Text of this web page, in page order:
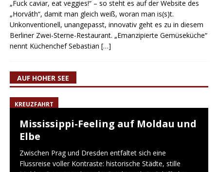
„Fuck caviar, eat veggies!“ – so steht es auf der Website des
„Horváth“, damit man gleich weiß, woran man is(s)t.
Unkonventionell, unangepasst, innovativ geht es zu in diesem
Berliner Zwei-Sterne-Restaurant. „Emanzipierte Gemüseküche“
nennt Küchenchef Sebastian […]
AUF HOHER SEE
KREUZFAHRT
Mississippi-Feeling auf Moldau und
Elbe
Zwischen Prag und Dresden entfaltet sich eine
Flussreise voller Kontraste: historische Städte, stille